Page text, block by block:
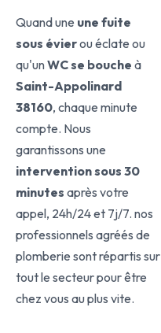
Quand une une fuite
sous évierou éclate ou
qu'unWC se bouche à
Saint-Appolinard
38160, chaque minute
compte. Nous
garantissons une
intervention sous 30
minutes après votre
appel, 24h/24 et 7j/7. nos
professionnels agréés de
plomberie sont répartis sur
tout le secteur pour être
chez vous au plus vite.